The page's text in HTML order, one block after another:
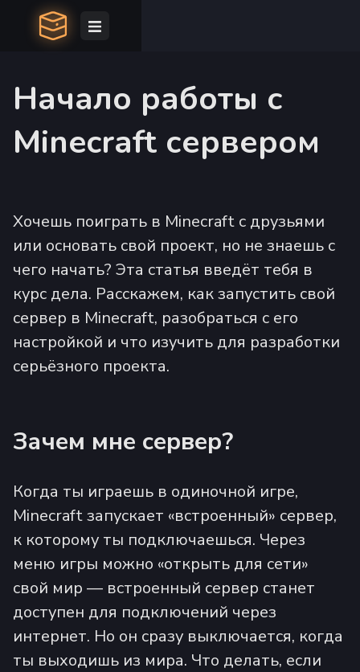
Начало работы с
Minecraft сервером
Хочешь поиграть в Minecraft с друзьями
или основать свой проект, но не знаешь с
чего начать? Эта статья введёт тебя в
курс дела. Расскажем, как запустить свой
сервер в Minecraft, разобраться с его
настройкой и что изучить для разработки
серьёзного проекта.
Зачем мне сервер?
Когда ты играешь в одиночной игре,
Minecraft запускает «встроенный» сервер,
к которому ты подключаешься. Через
меню игры можно «открыть для сети»
свой мир — встроенный сервер станет
доступен для подключений через
интернет. Но он сразу выключается, когда
ты выходишь из мира. Что делать, если